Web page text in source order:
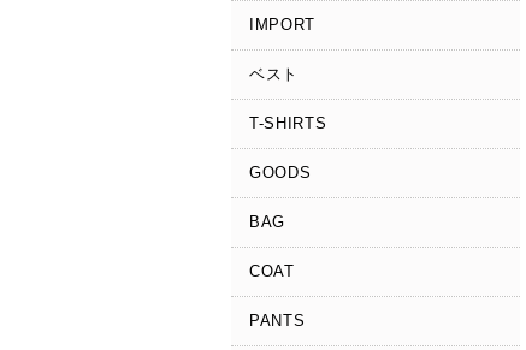
IMPORT
ベスト
T-SHIRTS
GOODS
BAG
COAT
PANTS